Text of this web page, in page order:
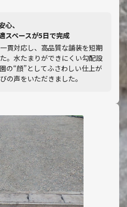
、
スペースが5日で完成
貫対応し、高品質な舗装を短期
。水たまりができにくい勾配設
の“顔”としてふさわしい仕上が
の声をいただきました。